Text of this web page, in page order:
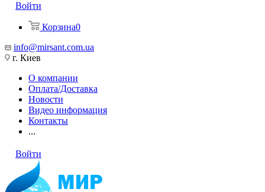
Войти
Корзина0
info@mirsant.com.ua
г. Киев
О компании
Оплата/Доставка
Новости
Видео информация
Контакты
...
Войти